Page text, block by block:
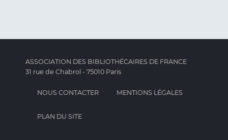
ASSOCIATION DES BIBLIOTHÉCAIRES DE FRANCE
31 rue de Chabrol - 75010 Paris
NOUS CONTACTER MENTIONS LÉGALES
PLAN DU SITE